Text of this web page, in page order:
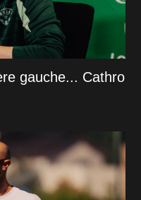
gauche... Cathro